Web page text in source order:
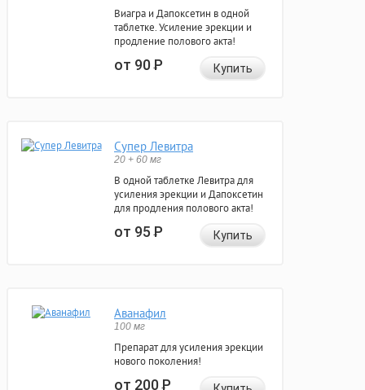
Виагра и Дапоксетин в одной
таблетке. Усиление эрекции и
продление полового акта!
от 90Р Купить
Супер Левитра
20 + 60 мг
В одной таблетке Левитра для
усиления эрекции и Дапоксетин
для продления полового акта!
от 95Р Купить
Аванафил
100 мг
Препарат для усиления эрекции
нового поколения!
от 200Р